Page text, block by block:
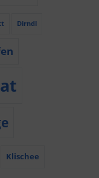
Dirndl
Klischee